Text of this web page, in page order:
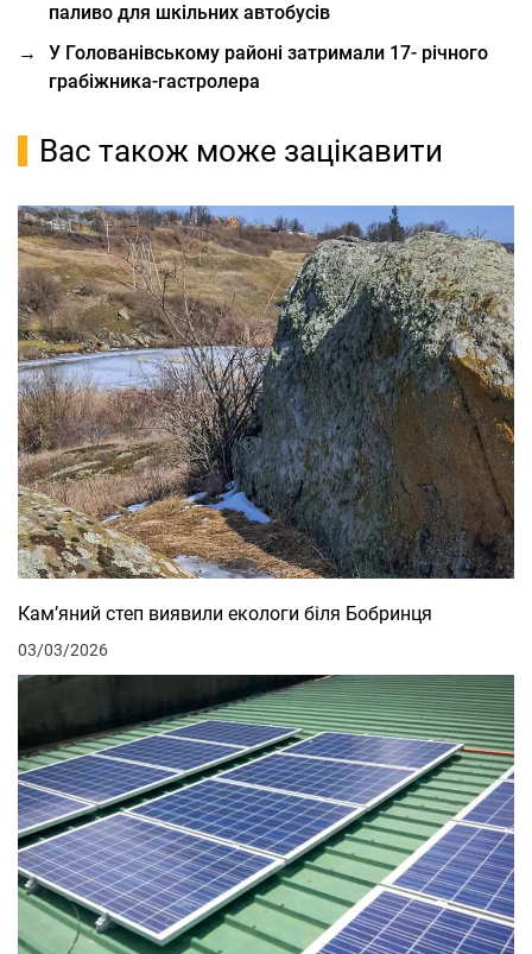
паливо для шкільних автобусів
→
У Голованівському районі затримали 17- річного
грабіжника-гастролера
Вас також може зацікавити
Кам’яний степ виявили екологи біля Бобринця
03/03/2026